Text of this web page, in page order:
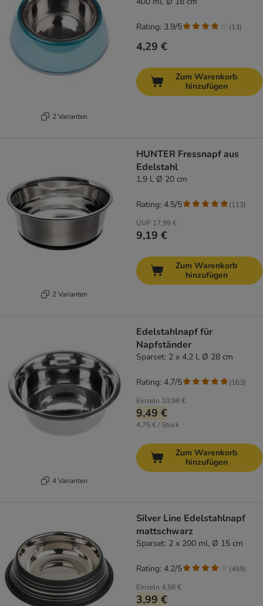
2 Varianten
4,29 €
Rating: 3.9/5 (13)
Zum Warenkorb
hinzufügen
2 Varianten
HUNTER Fressnapf aus
Edelstahl
1,9 l, Ø 20 cm
UVP 17,99 €
9,19 €
Rating: 4.5/5 (113)
Zum Warenkorb
hinzufügen
4 Varianten
Edelstahlnapf für
Napfständer
Sparset: 2 x 4,2 l, Ø 28 cm
Einzeln 10,98 €
9,49 €
4,75 € / Stück
Rating: 4.7/5 (163)
Zum Warenkorb
hinzufügen
Silver Line Edelstahlnapf
mattschwarz
Sparset: 2 x 200 ml, Ø 15 cm
Einzeln 4,58 €
3,99 €
Rating: 4.2/5 (459)